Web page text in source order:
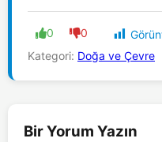
0 0
Kategori: Doğa ve Çevre
Bir Yorum Yazın